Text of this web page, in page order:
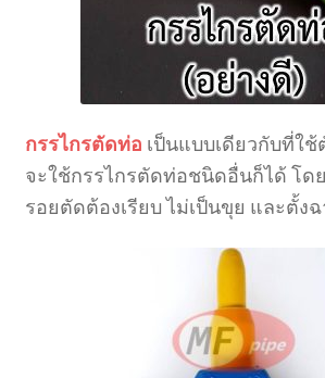
กรรไกรตัดท่อ เป็นแบบเดียวกับที่ใ
จะใช้กรรไกรตัดท่อชนิดอื่นก็ได้ โ
รอยตัดต้องเรียบ ไม่เป็นขุย และตั้ง